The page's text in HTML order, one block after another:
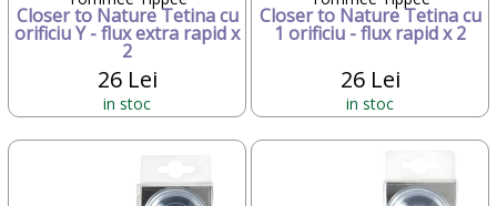
Closer to Nature Tetina cu
orificiu Y - flux extra rapid x
2
26 Lei
in stoc
Closer to Nature Tetina cu
1 orificiu - flux rapid x 2
26 Lei
in stoc